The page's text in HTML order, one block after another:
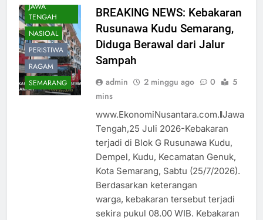
JAWA
TENGAH
NASIOAL
PERISTIWA
RAGAM
SEMARANG
BREAKING NEWS: Kebakaran
Rusunawa Kudu Semarang,
Diduga Berawal dari Jalur
Sampah
admin 2 minggu ago 0
5
mins
www.EkonomiNusantara.com.ǁJawa
Tengah,25 Juli 2026-Kebakaran
terjadi di Blok G Rusunawa Kudu,
Dempel, Kudu, Kecamatan Genuk,
Kota Semarang, Sabtu (25/7/2026).
Berdasarkan keterangan
warga, kebakaran tersebut terjadi
sekira pukul 08.00 WIB. Kebakaran